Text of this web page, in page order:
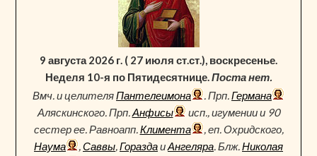
9 августа 2026 г. ( 27 июля ст.ст.), воскресенье.
Неделя 10-я по Пятидесятнице.Поста нет.
Вмч. и целителяПантелеимона . Прп.Германа
Аляскинского. Прп.Анфисы
исп., игумении и 90
сестер ее. Равноапп.Климента
, еп. Охридского,
Наума
,Саввы,ГораздаиАнгеляра. Блж.Николая